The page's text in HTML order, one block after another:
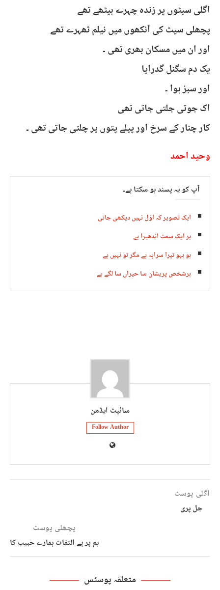
اگلی سیٹوں پر زندہ چہرے بیٹھے تھے
پچھلی سیٹ کی آنکھوں میں نیلم ٹھہرے تھے
اور ان میں مسکان بھری تھی ۔
یک دم سگنل گدرایا
اور سبز ہوا ۔
اک جوتی جلتی جاتی تھی
کار چنار کے سرخ اور پیلے پتوں پر چلتی جاتی تھی ۔
وحید احمد
آپ کو یہ پسند ہو سکتا ہے۔
ایک تصویر کہ اوّل نہیں دیکھی جاتی
ہر ایک سمت اندھیرا ہے
ہو بہو تیرا سراپہ ہے مگر تو نہیں ہے
ہرشخص پریشان سا حیراں سا لگے ہے
سائیٹ ایڈمن
Follow Author
اگلی پوسٹ
جل پری
پچھلی پوسٹ
ہم پر ہے التفات ہمارے حبیب کا
متعلقہ پوسٹس